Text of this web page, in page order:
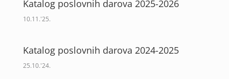
Katalog poslovnih darova 2025-2026
10.11.'25.
Katalog poslovnih darova 2024-2025
25.10.'24.